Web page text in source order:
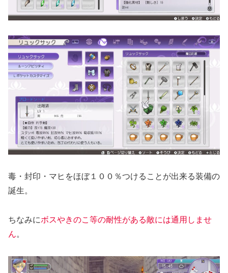
毒・封印・マヒをほぼ１００％つけることが出来る装備の
誕生。
ちなみにボスやきのこ等の耐性がある敵には通用しませ
ん。